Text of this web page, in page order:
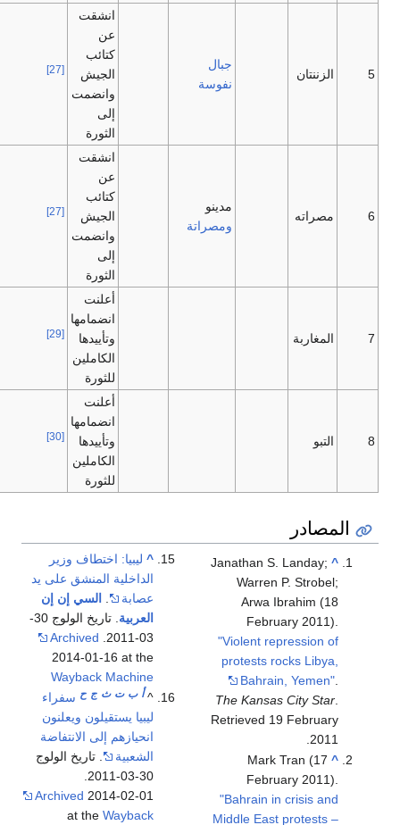
الزننتان
جبال
نفوسة
انشقت
عن
كتائب
الجيش
وانضمت
إلى
الثورة
مصراته
مدينو
ومصراتة
انشقت
عن
كتائب
الجيش
وانضمت
إلى
الثورة
المغاربة
أعلنت
انضمامها
وتأييدها
الكاملين
للثورة
التبو
أعلنت
انضمامها
وتأييدها
الكاملين
للثورة
المصادر
^
Janathan S. Landay;
Warren P. Strobel;
Arwa Ibrahim (18
February 2011).
"Violent repression of
protests rocks Libya,
Bahrain, Yemen"
The Kansas City Star
Retrieved19 February
2011
.
^
Mark Tran (17
February 2011).
"Bahrain in crisis and
Middle East protests –
^ ليبيا: اختطاف وزير
الداخلية المنشق على يد
عصابة
.السي إن إن
العربية
. تاريخ الولوج 30-
03-2011.
Archived
2014-01-16 at the
Wayback Machine
^
أ ب ت ث ج ح سفراء
ليبيا يستقيلون ويعلنون
انحيازهم إلى الانتفاضة
الشعبية
. تاريخ الولوج
30-03-2011.
Archived2014-02-01
at theWayback